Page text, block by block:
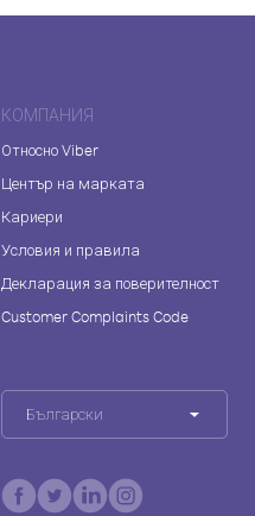
КОМПАНИЯ
Относно Viber
Център на марката
Кариери
Условия и правила
Декларация за поверителност
Customer Complaints Code
Български